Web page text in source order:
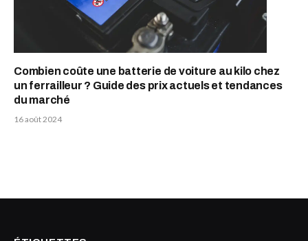
Combien coûte une batterie de voiture au kilo chez
un ferrailleur ? Guide des prix actuels et tendances
du marché
16 août 2024